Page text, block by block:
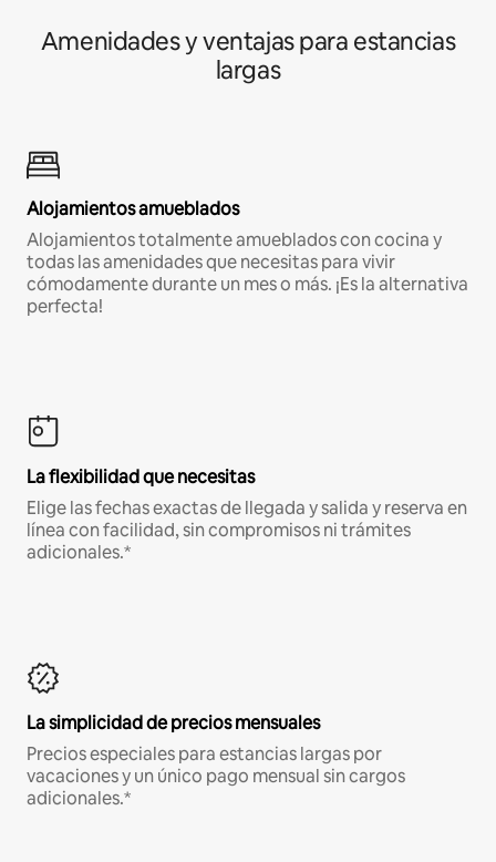
Amenidades y ventajas para estancias
largas
Alojamientos amueblados
Alojamientos totalmente amueblados con cocina y
todas las amenidades que necesitas para vivir
cómodamente durante un mes o más. ¡Es la alternativa
perfecta!
La flexibilidad que necesitas
Elige las fechas exactas de llegada y salida y reserva en
línea con facilidad, sin compromisos ni trámites
adicionales.*
La simplicidad de precios mensuales
Precios especiales para estancias largas por
vacaciones y un único pago mensual sin cargos
adicionales.*